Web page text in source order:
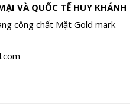
VÀ QUỐC TẾ HUY KHÁNH
công chất Mặt Gold mark